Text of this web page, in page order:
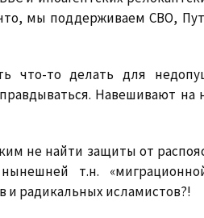
мы поддерживаем СВО,
что-то делать для
Навешивают на
не найти защиты от
т.н.
и радикальных исламистов?!